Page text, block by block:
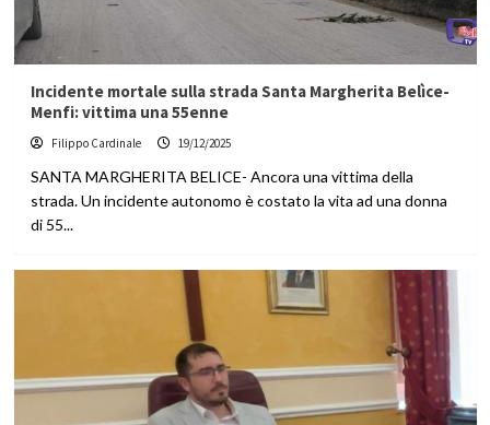
Incidente mortale sulla strada Santa Margherita Belìce-
Menfi: vittima una 55enne
Filippo Cardinale 19/12/2025
SANTA MARGHERITA BELICE- Ancora una vittima della
strada. Un incidente autonomo è costato la vita ad una donna
di 55...